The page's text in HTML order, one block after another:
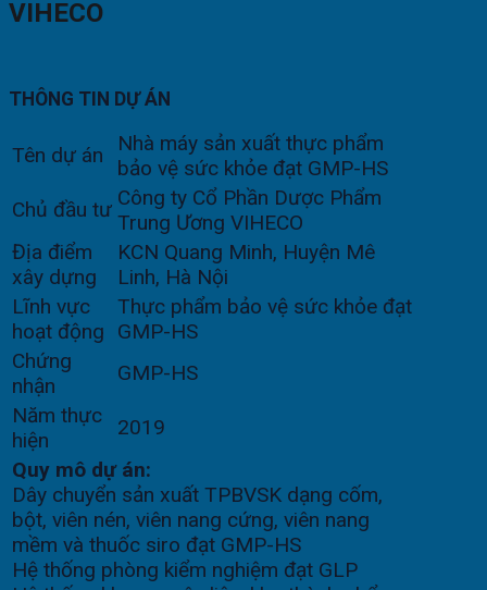
VIHECO
THÔNG TIN DỰ ÁN
Tên dự án
Nhà máy sản xuất thực phẩm
bảo vệ sức khỏe đạt GMP-HS
Chủ đầu tư Công ty Cổ Phần Dược Phẩm
Trung Ương VIHECO
Địa điểm
xây dựng
KCN Quang Minh, Huyện Mê
Linh, Hà Nội
Lĩnh vực
hoạt động
Thực phẩm bảo vệ sức khỏe đạt
GMP-HS
Chứng
nhận
GMP-HS
Năm thực
hiện
2019
Quy mô dự án:
Dây chuyển sản xuất TPBVSK dạng cốm,
bột, viên nén, viên nang cứng, viên nang
mềm và thuốc siro đạt GMP-HS
Hệ thống phòng kiểm nghiệm đạt GLP